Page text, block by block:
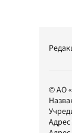
© АО